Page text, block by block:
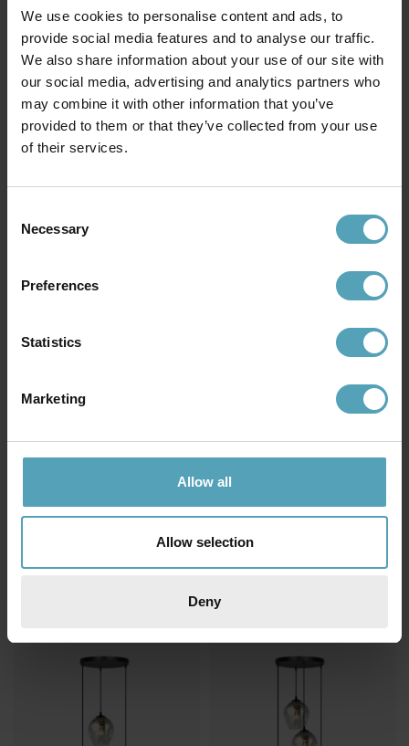
We use cookies to personalise content and ads, to
provide social media features and to analyse our traffic.
We also share information about your use of our site with
our social media, advertising and analytics partners who
may combine it with other information that you’ve
provided to them or that they’ve collected from your use
of their services.
Selection
Necessary
Preferences
Statistics
Marketing
Allow all
Allow selection
Deny
EMIBIG LIGHTING
Hilde 50cm taklampa
Rek. 1 829 kr
EMIBIG LIGHTING
Cosmo 70cm taklampa
1 478 kr
Rek. 1 739 kr
Andra köpte även
EMIBIG LIGHTING EMIBIG LIGHTING
Ibor 72cm taklampa
1 597 kr